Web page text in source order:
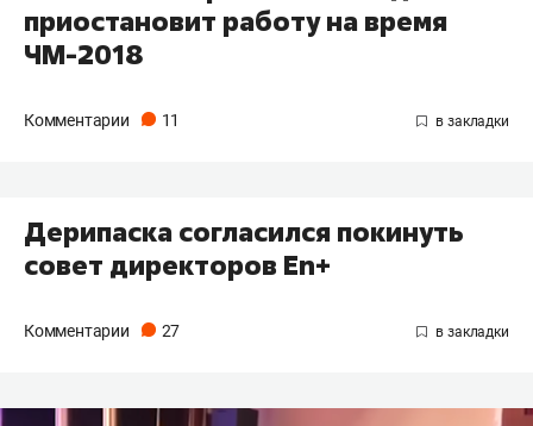
приостановит работу на время
ЧМ-2018
Комментарии 11
Дерипаска согласился покинуть
совет директоров En+
Комментарии 27